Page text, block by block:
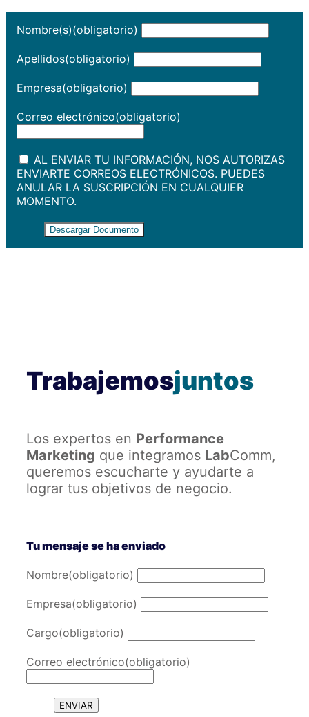
Nombre(s)(obligatorio)
Apellidos(obligatorio)
Empresa(obligatorio)
Correo electrónico(obligatorio)
AL ENVIAR TU INFORMACIÓN, NOS AUTORIZAS
ENVIARTE CORREOS ELECTRÓNICOS. PUEDES
ANULAR LA SUSCRIPCIÓN EN CUALQUIER
MOMENTO.
Descargar Documento
Trabajemosjuntos
Los expertos en Performance
Marketing que integramos LabComm,
queremos escucharte y ayudarte a
lograr tus objetivos de negocio.
Tu mensaje se ha enviado
Nombre(obligatorio)
Empresa(obligatorio)
Cargo(obligatorio)
Correo electrónico(obligatorio)
ENVIAR